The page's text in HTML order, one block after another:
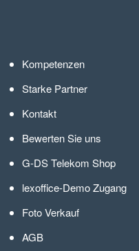
Kompetenzen
Starke Partner
Kontakt
Bewerten Sie uns
G-DS Telekom Shop
lexoffice-Demo Zugang
Foto Verkauf
AGB